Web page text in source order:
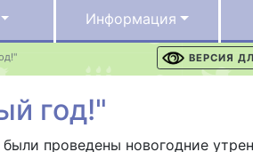
Информация
ВЕРСИЯ
год!"
проведены новогодние